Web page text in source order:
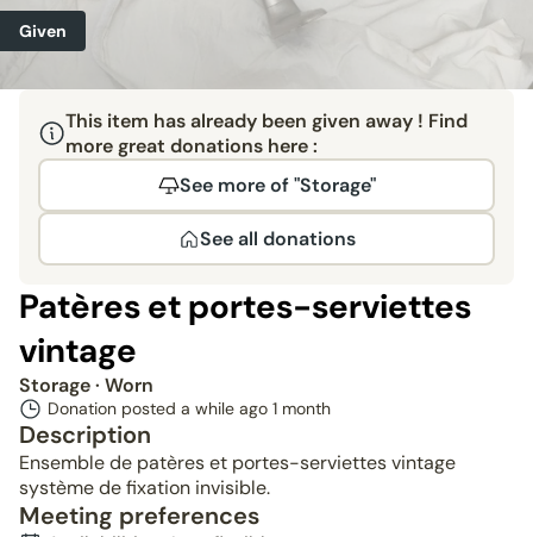
Given
This item has already been given away ! Find
more great donations here :
See more of "Storage"
See all donations
Patères et portes-serviettes
vintage
Storage· Worn
Donation posted a while ago 1 month
Description
Ensemble de patères et portes-serviettes vintage
système de fixation invisible.
Meeting preferences